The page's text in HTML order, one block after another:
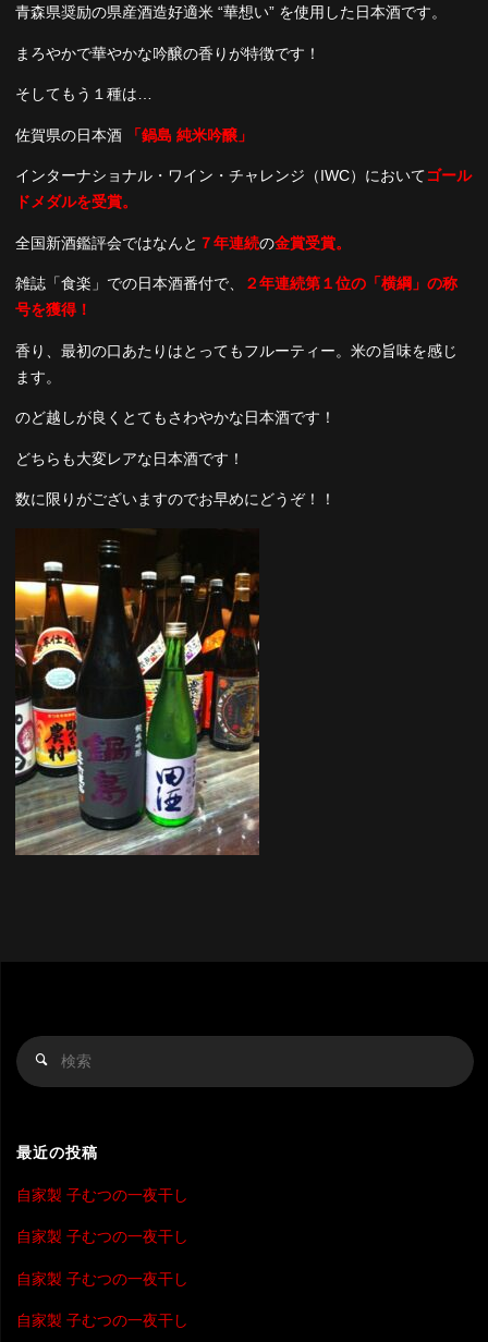
青森県奨励の県産酒造好適米 “華想い” を使用した日本酒です。
まろやかで華やかな吟醸の香りが特徴です！
そしてもう１種は…
佐賀県の日本酒 「鍋島 純米吟醸」
インターナショナル・ワイン・チャレンジ（IWC）においてゴール
ドメダルを受賞。
全国新酒鑑評会ではなんと ７年連続の金賞受賞。
雑誌「食楽」での日本酒番付で、
２年連続第１位の「横綱」の称
号を獲得！
香り、最初の口あたりはとってもフルーティー。米の旨味を感じ
ます。
のど越しが良くとてもさわやかな日本酒です！
どちらも大変レアな日本酒です！
数に限りがございますのでお早めにどうぞ！！
索
検
最近の投稿
自家製 子むつの一夜干し
自家製 子むつの一夜干し
自家製 子むつの一夜干し
自家製 子むつの一夜干し